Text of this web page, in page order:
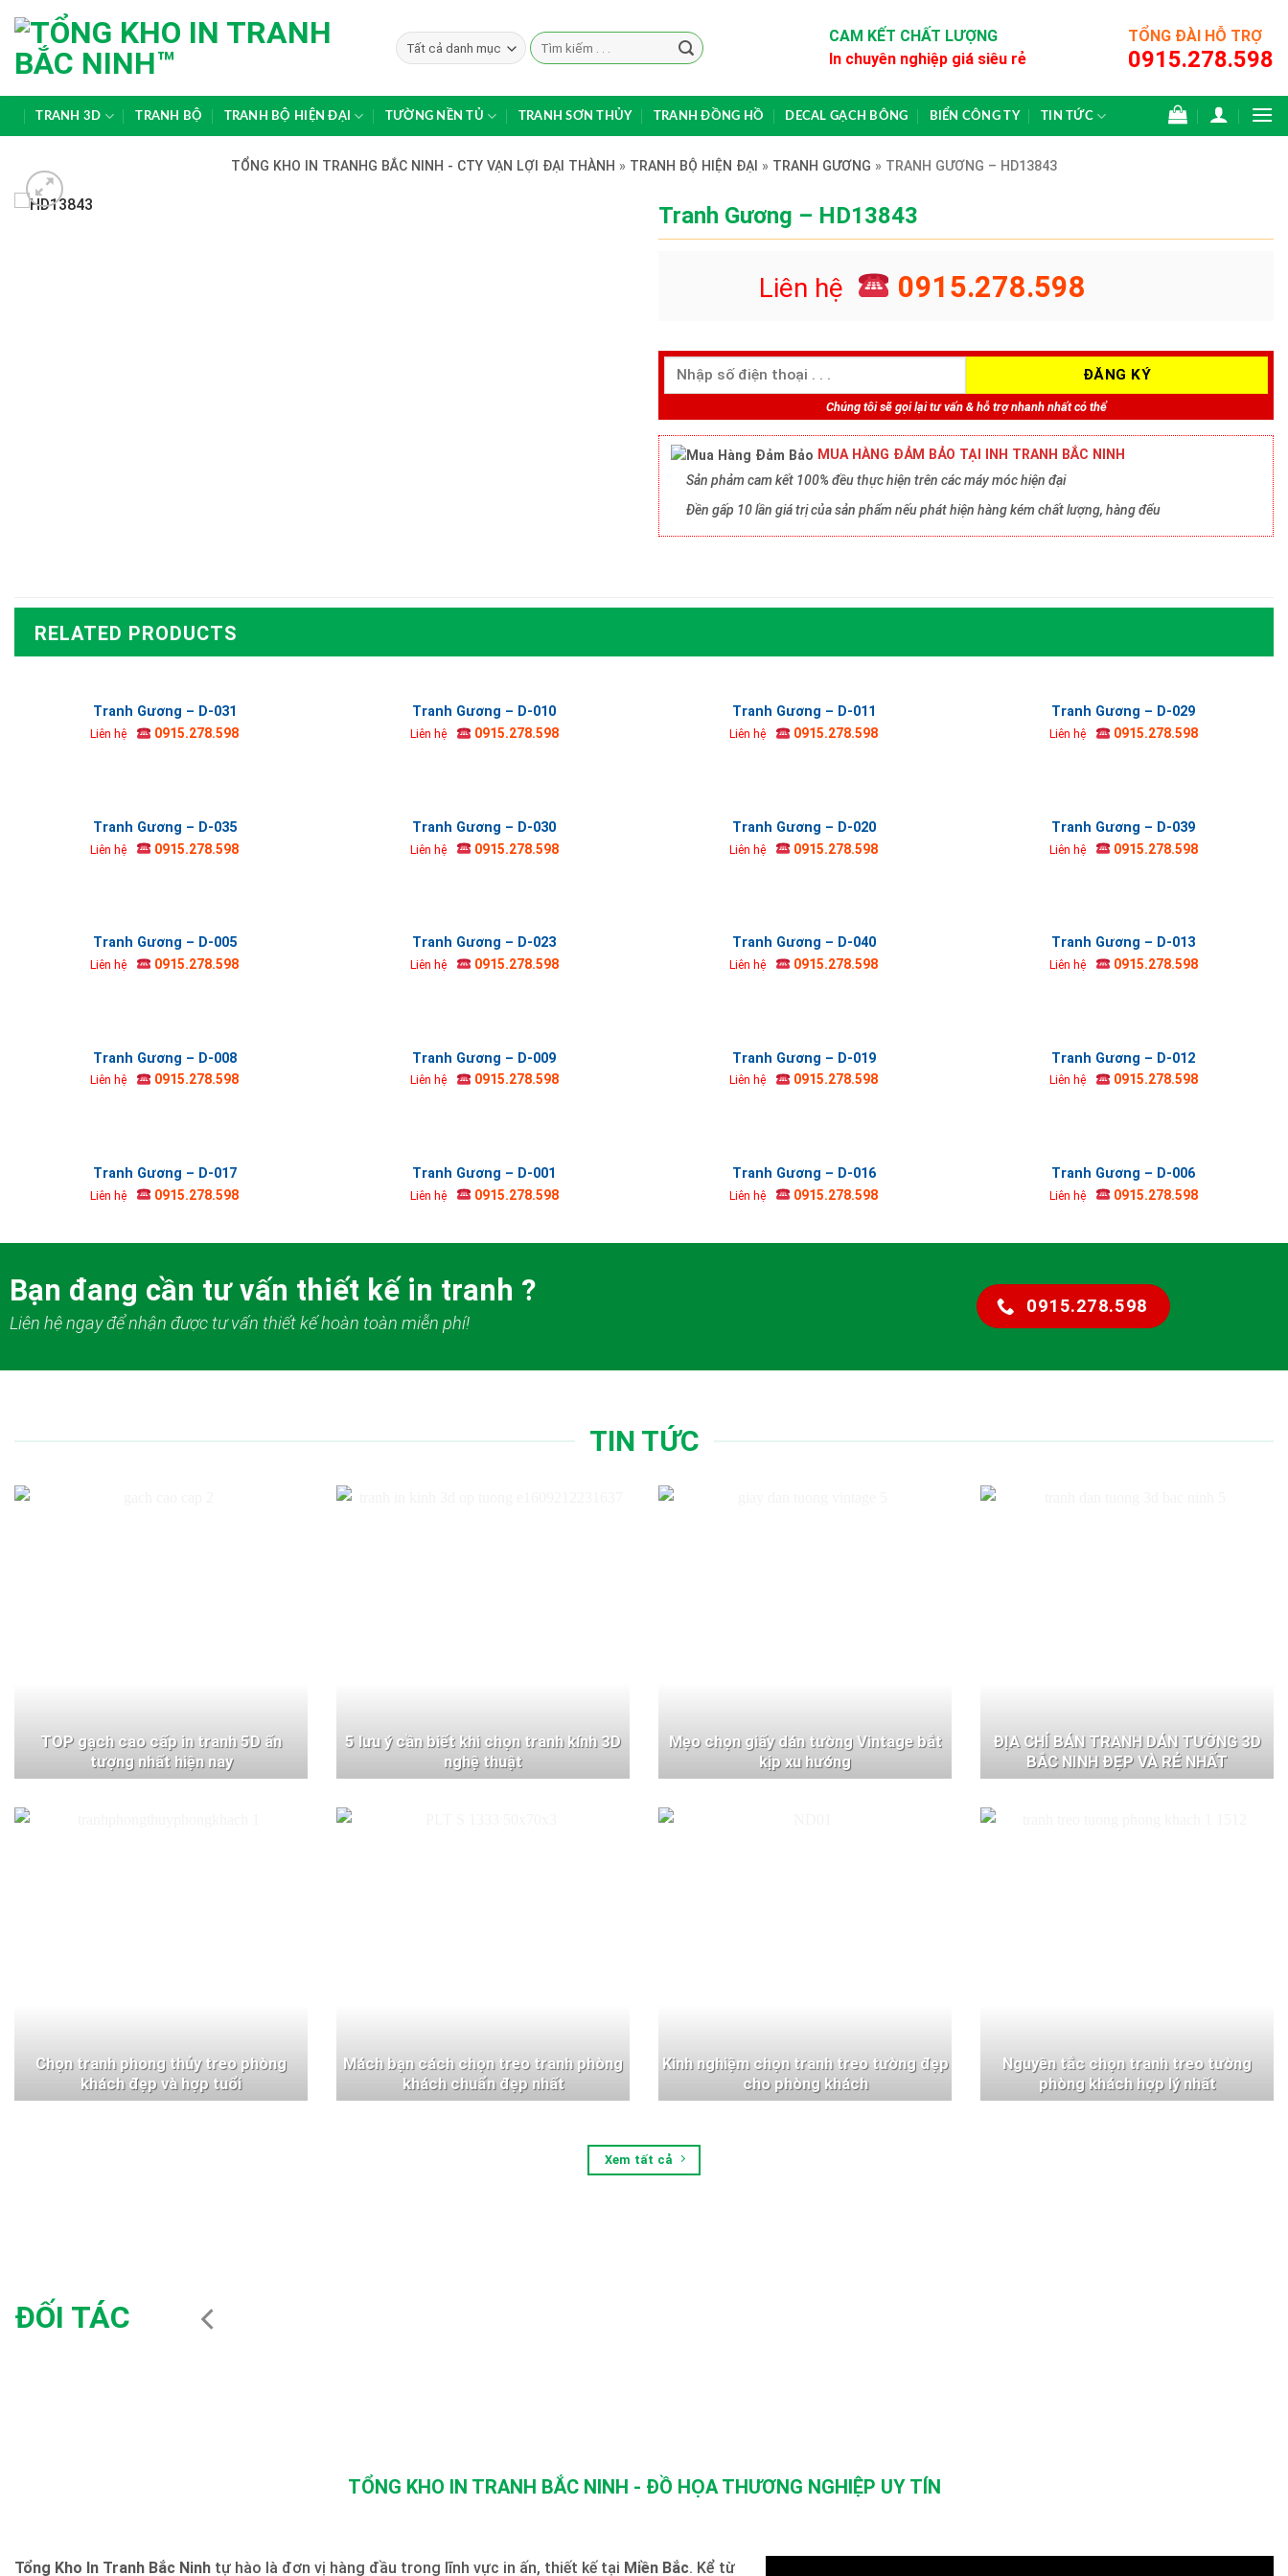
to
content
Search
for:
CAM KẾT CHẤT LƯỢNG
In chuyên nghiệp giá siêu rẻ
TỔNG ĐÀI HỖ TRỢ
0915.278.598
TRANH 3D TRANH BỘ TRANH BỘ HIỆN ĐẠI TƯỜNG NỀN TỦ TRANH SƠN THỦY TRANH ĐỒNG HỒ DECAL GẠCH BÔNG BIỂN CÔNG TY TIN TỨC
TỔNG KHO IN TRANHG BẮC NINH - CTY VẠN LỢI ĐẠI THÀNH » TRANH BỘ HIỆN ĐẠI » TRANH GƯƠNG » TRANH GƯƠNG – HD13843
Tranh Gương – HD13843
Liên hệ 0915.278.598
Chúng tôi sẽ gọi lại tư vấn & hỗ trợ nhanh nhất có thể
MUA HÀNG ĐẢM BẢO TẠI INH TRANH BẮC NINH
Sản phảm cam kết 100% đều thực hiện trên các máy móc hiện đại
Đền gấp 10 lần giá trị của sản phẩm nếu phát hiện hàng kém chất lượng, hàng đểu
RELATED PRODUCTS
Tranh Gương – D-031
Liên hệ 0915.278.598
Tranh Gương – D-010
Liên hệ 0915.278.598
Tranh Gương – D-011
Liên hệ 0915.278.598
Tranh Gương – D-029
Liên hệ 0915.278.598
Tranh Gương – D-035
Liên hệ 0915.278.598
Tranh Gương – D-030
Liên hệ 0915.278.598
Tranh Gương – D-020
Liên hệ 0915.278.598
Tranh Gương – D-039
Liên hệ 0915.278.598
Tranh Gương – D-005
Liên hệ 0915.278.598
Tranh Gương – D-023
Liên hệ 0915.278.598
Tranh Gương – D-040
Liên hệ 0915.278.598
Tranh Gương – D-013
Liên hệ 0915.278.598
Tranh Gương – D-008
Liên hệ 0915.278.598
Tranh Gương – D-009
Liên hệ 0915.278.598
Tranh Gương – D-019
Liên hệ 0915.278.598
Tranh Gương – D-012
Liên hệ 0915.278.598
Tranh Gương – D-017
Liên hệ 0915.278.598
Tranh Gương – D-001
Liên hệ 0915.278.598
Tranh Gương – D-016
Liên hệ 0915.278.598
Tranh Gương – D-006
Liên hệ 0915.278.598
Bạn đang cần tư vấn thiết kế in tranh ?
Liên hệ ngay để nhận được tư vấn thiết kế hoàn toàn miễn phí!
0915.278.598
TIN TỨC
TOP gạch cao cấp in tranh 5D ấn
tượng nhất hiện nay
5 lưu ý cần biết khi chọn tranh kính 3D
nghệ thuật
Mẹo chọn giấy dán tường Vintage bắt
kịp xu hướng
ĐỊA CHỈ BÁN TRANH DÁN TƯỜNG 3D
BẮC NINH ĐẸP VÀ RẺ NHẤT
Chọn tranh phong thủy treo phòng
khách đẹp và hợp tuổi
Mách bạn cách chọn treo tranh phòng
khách chuẩn đẹp nhất
Kinh nghiệm chọn tranh treo tường đẹp
cho phòng khách
Nguyên tắc chọn tranh treo tường
phòng khách hợp lý nhất
Xem tất cả
ĐỐI TÁC
TỔNG KHO IN TRANH BẮC NINH - ĐỒ HỌA THƯƠNG NGHIỆP UY TÍN
Tổng Kho In Tranh Bắc Ninh tự hào là đơn vị hàng đầu trong lĩnh vực in ấn, thiết kế tại Miền Bắc. Kể từ